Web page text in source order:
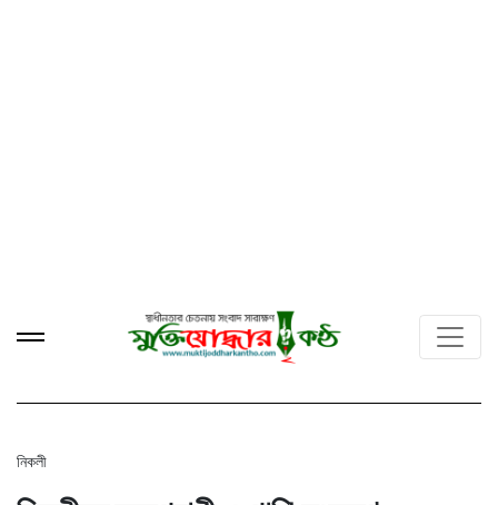
নিকলী